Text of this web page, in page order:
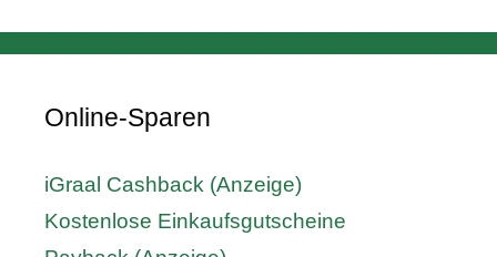
Online-Sparen
iGraal Cashback (Anzeige)
Kostenlose Einkaufsgutscheine